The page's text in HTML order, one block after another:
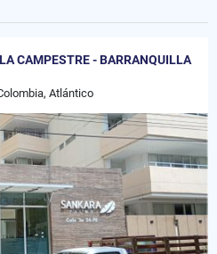
CAMPESTRE - BARRANQUILLA
Atlántico